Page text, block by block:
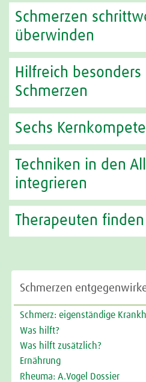
Schmerzen
überwinden
Hilfreich besonders
Schmerzen
Sechs
Techniken in den
integrieren
Therapeuten finden
Schmerzen
Schmerz: eigenständige
Was hilft?
Was hilft zusätzlich?
Ernährung
Rheuma: A.Vogel Dossier